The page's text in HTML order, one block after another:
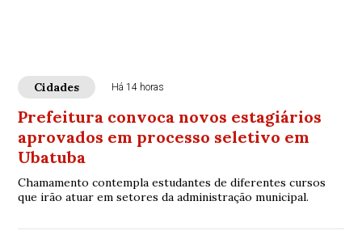
Cidades Há 14 horas
Prefeitura convoca novos estagiários
aprovados em processo seletivo em
Ubatuba
Chamamento contempla estudantes de diferentes cursos
que irão atuar em setores da administração municipal.